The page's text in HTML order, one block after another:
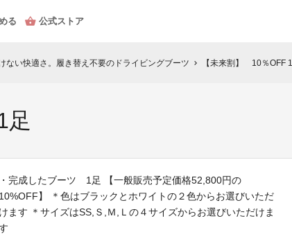
る 公式ストア
ない快適さ。履き替え不要のドライビングブーツ chevron_right 【未来割】 10％OFF
足
・完成したブーツ 1足 【一般販売予定価格52,800円の
10%OFF】 ＊色はブラックとホワイトの２色からお選びいただ
けます ＊サイズはSS,Ｓ,Ｍ,Ｌの４サイズからお選びいただけま